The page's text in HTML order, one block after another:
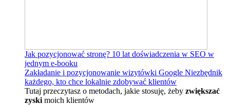
Jak pozycjonować stronę? 10 lat doświadczenia w SEO w
jednym e-booku
Zakładanie i pozycjonowanie wizytówki Google Niezbędnik
każdego, kto chce lokalnie zdobywać klientów
Tutaj przeczytasz o metodach, jakie stosuję, żeby zwiększać
zyski moich klientów